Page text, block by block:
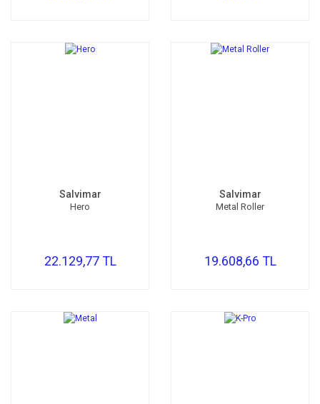
Salvimar
Hero
22.129,77 TL
Salvimar
Metal Roller
19.608,66 TL